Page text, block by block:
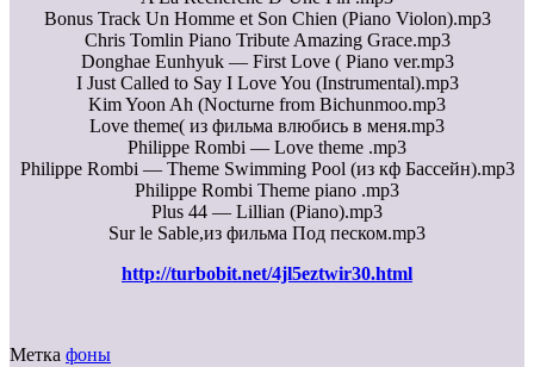
Bonus Track Un Homme et Son Chien (Piano Violon).mp3
Chris Tomlin Piano Tribute Amazing Grace.mp3
Donghae Eunhyuk — First Love ( Piano ver.mp3
I Just Called to Say I Love You (Instrumental).mp3
Kim Yoon Ah (Nocturne from Bichunmoo.mp3
Love theme( из фильма влюбись в меня.mp3
Philippe Rombi — Love theme .mp3
Philippe Rombi — Theme Swimming Pool (из кф Бассейн).mp3
Philippe Rombi Theme piano .mp3
Plus 44 — Lillian (Piano).mp3
Sur le Sable,из фильма Под песком.mp3
http://turbobit.net/4jl5eztwir30.html
Метка фоны